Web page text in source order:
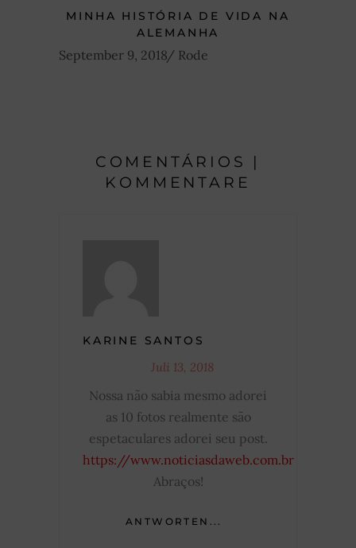
MINHA HISTÓRIA DE VIDA NA
ALEMANHA
September 9, 2018 Rode
COMENTÁRIOS |
KOMMENTARE
KARINE SANTOS
Juli 13, 2018
Nossa não sabia mesmo adorei
as 10 fotos realmente são
espetaculares adorei seu post.
https://www.noticiasdaweb.com.br
Abraços!
ANTWORTEN...